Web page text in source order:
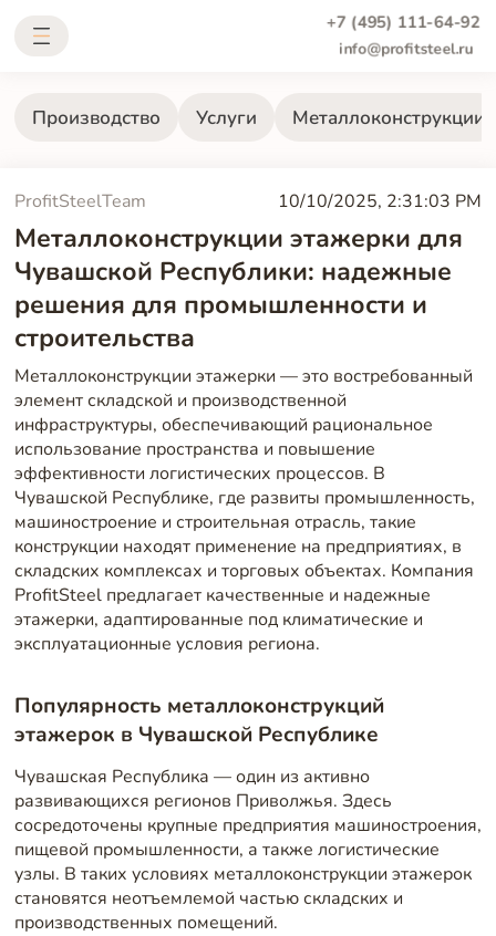
+7 (495) 111-64-92
info@profitsteel.ru
Производство Услуги Металлоконструкции
ProfitSteelTeam 10/10/2025, 2:31:03 PM
Металлоконструкции этажерки для
Чувашской Республики: надежные
решения для промышленности и
строительства
Металлоконструкции этажерки — это востребованный
элемент складской и производственной
инфраструктуры, обеспечивающий рациональное
использование пространства и повышение
эффективности логистических процессов. В
Чувашской Республике, где развиты промышленность,
машиностроение и строительная отрасль, такие
конструкции находят применение на предприятиях, в
складских комплексах и торговых объектах. Компания
ProfitSteel предлагает качественные и надежные
этажерки, адаптированные под климатические и
эксплуатационные условия региона.
Популярность металлоконструкций
этажерок в Чувашской Республике
Чувашская Республика — один из активно
развивающихся регионов Приволжья. Здесь
сосредоточены крупные предприятия машиностроения,
пищевой промышленности, а также логистические
узлы. В таких условиях металлоконструкции этажерок
становятся неотъемлемой частью складских и
производственных помещений.